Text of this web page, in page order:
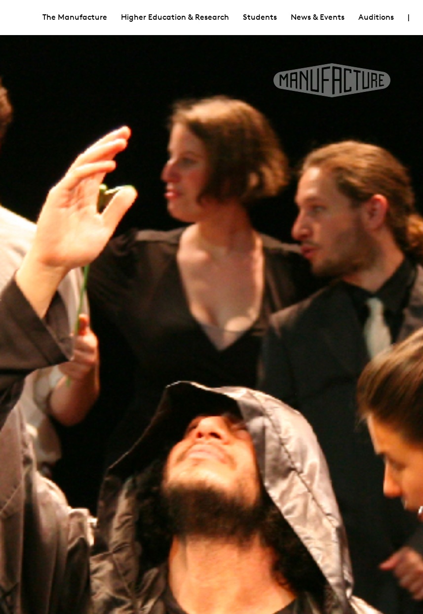
The Manufacture Higher Education & Research Students News & Events Auditions |